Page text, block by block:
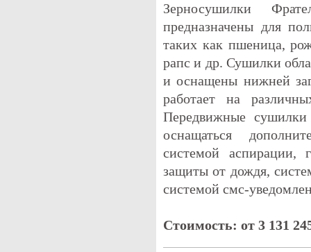
Зерносушилки
предназначены для
таких как пшеница,
рапс и др. Сушилки
и оснащены нижней
работает на
Передвижные
оснащаться
системой аспирации,
защиты от дождя,
системой смс-
Стоимость: от 3 131